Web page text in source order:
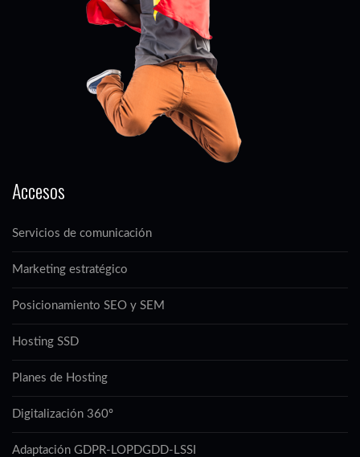
Accesos
Servicios de comunicación
Marketing estratégico
Posicionamiento SEO y SEM
Hosting SSD
Planes de Hosting
Digitalización 360º
Adaptación GDPR-LOPDGDD-LSSI